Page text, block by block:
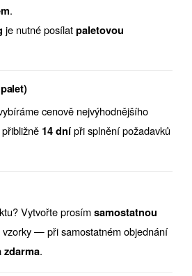
.
je nutné posílatpaletovou
cenově nejvýhodnějšího
14 dnípři splnění požadavků
Vytvořte prosímsamostatnou
vzorky — při samostatném objednání
zdarma.